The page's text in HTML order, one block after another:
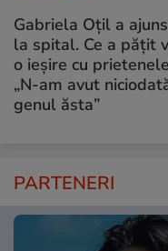
Gabriela Oțil a
la spital. Ce a pățit
o ieșire cu
„N-am avut
genul ăsta”
PARTENERI